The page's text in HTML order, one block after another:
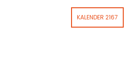
KALENDER 2167